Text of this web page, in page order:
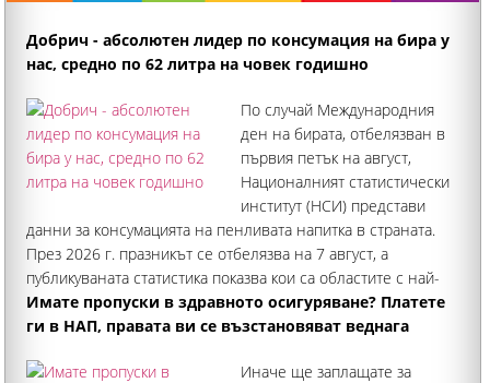
Добрич - абсолютен лидер по консумация на бира у
нас, средно по 62 литра на човек годишно
По случай Международния
ден на бирата, отбелязван в
първия петък на август,
Националният статистически
институт (НСИ) представи
данни за консумацията на пенливата напитка в страната.
През 2026 г. празникът се отбелязва на 7 август, а
публикуваната статистика показва кои са областите с най-
високо средно потребление на бира през 2025 г
Имате пропуски в здравното осигуряване? Платете
ги в НАП, правата ви се възстановяват веднага
Иначе ще заплащате за